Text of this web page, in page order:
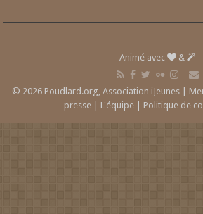
Animé avec &
© 2026 Poudlard.org, Association iJeunes |
presse | L'équipe | Politique de